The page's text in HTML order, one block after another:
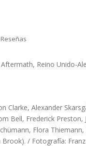
Reseñas
Aftermath, Reino Unido-
Clarke, Alexander
Bell, Frederick
Flora
/ Fotografía: